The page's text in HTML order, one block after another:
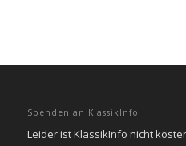
Spenden an KlassikInfo
Leider ist KlassikInfo nicht